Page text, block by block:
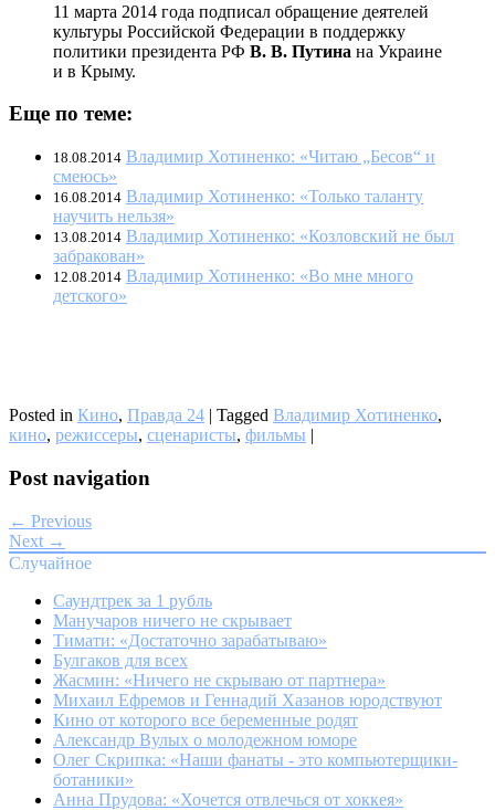
11 марта 2014 года подписал обращение деятелей
культуры Российской Федерации в поддержку
политики президента РФ В. В. Путина на Украине
и в Крыму.
Еще по теме:
18.08.2014 Владимир Хотиненко: «Читаю „Бесов“ и
смеюсь»
16.08.2014 Владимир Хотиненко: «Только таланту
научить нельзя»
13.08.2014 Владимир Хотиненко: «Козловский не был
забракован»
12.08.2014 Владимир Хотиненко: «Во мне много
детского»
Posted in Кино, Правда 24 | Tagged Владимир Хотиненко,
кино, режиссеры, сценаристы, фильмы |
Post navigation
← Previous
Next →
Случайное
Саундтрек за 1 рубль
Манучаров ничего не скрывает
Тимати: «Достаточно зарабатываю»
Булгаков для всех
Жасмин: «Ничего не скрываю от партнера»
Михаил Ефремов и Геннадий Хазанов юродствуют
Кино от которого все беременные родят
Александр Вулых о молодежном юморе
Олег Скрипка: «Наши фанаты - это компьютерщики-
ботаники»
Анна Прудова: «Хочется отвлечься от хоккея»